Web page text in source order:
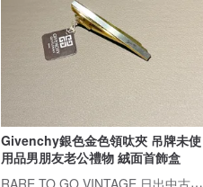
Givenchy銀色金色領呔夾 吊牌未使
用品男朋友老公禮物 絨面首飾盒
RARE TO GO VINTAGE 日出中古研究所 | 中古名牌選品店